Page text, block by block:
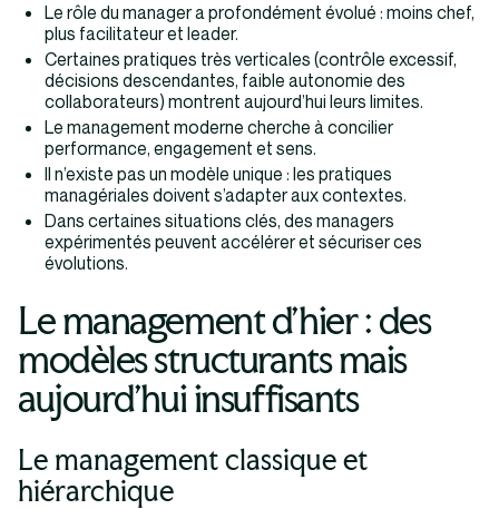
Le rôle du manager a profondément évolué : moins chef,
plus facilitateur et leader.
Certaines pratiques très verticales (contrôle excessif,
décisions descendantes, faible autonomie des
collaborateurs) montrent aujourd’hui leurs limites.
Le management moderne cherche à concilier
performance, engagement et sens.
Il n’existe pas un modèle unique : les pratiques
managériales doivent s’adapter aux contextes.
Dans certaines situations clés, des managers
expérimentés peuvent accélérer et sécuriser ces
évolutions.
Le management d’hier : des
modèles structurants mais
aujourd’hui insuffisants
Le management classique et
hiérarchique